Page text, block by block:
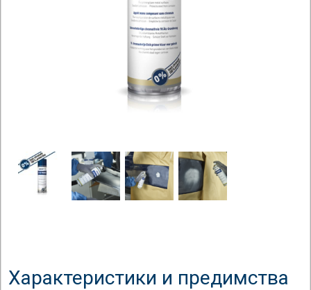
Характеристики и предимства